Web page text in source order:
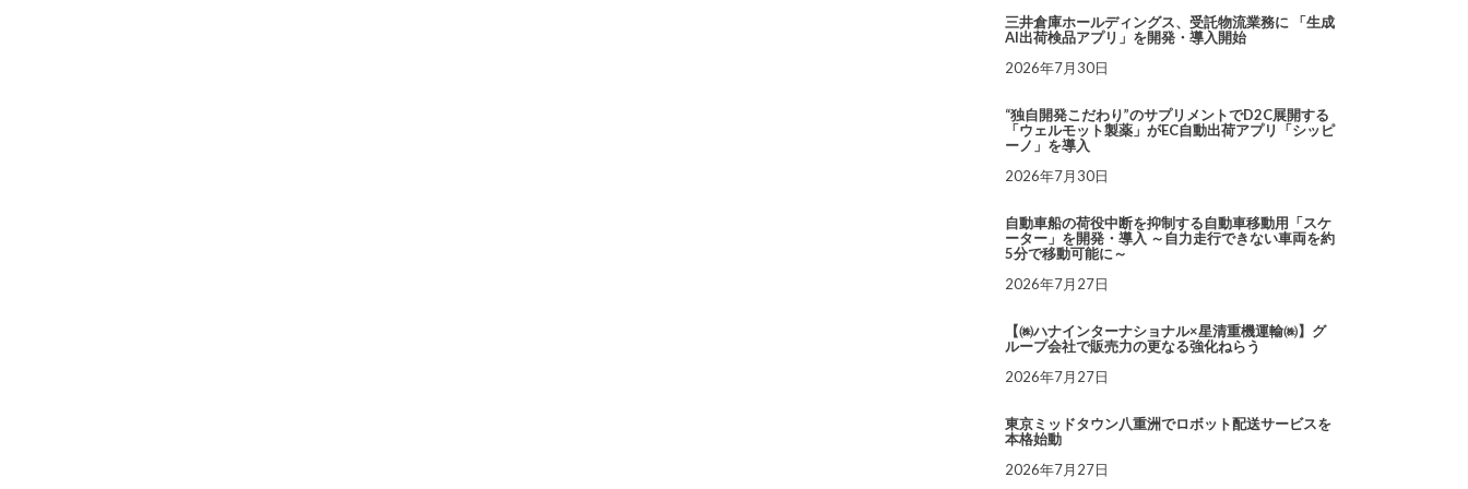
三井倉庫ホールディングス、受託物流業務に 「生成
AI出荷検品アプリ」を開発・導入開始
2026年7月30日
“独自開発こだわり”のサプリメントでD2C展開する
「ウェルモット製薬」がEC自動出荷アプリ「シッピ
ーノ」を導入
2026年7月30日
自動車船の荷役中断を抑制する自動車移動用「スケ
ーター」を開発・導入 ～自力走行できない車両を約
5分で移動可能に～
2026年7月27日
【㈱ハナインターナショナル×星清重機運輸㈱】グ
ループ会社で販売力の更なる強化ねらう
2026年7月27日
東京ミッドタウン八重洲でロボット配送サービスを
本格始動
2026年7月27日